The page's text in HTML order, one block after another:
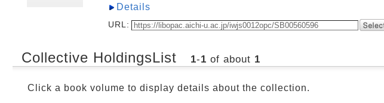
Details
URL:
Collective HoldingsList 1-1 of about 1
Click a book volume to display details about the collection.